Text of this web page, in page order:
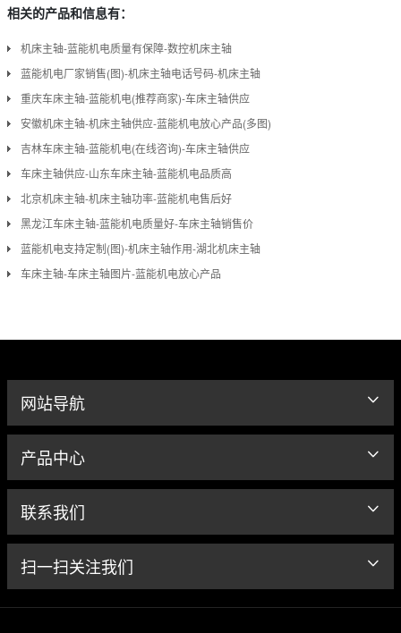
相关的产品和信息有：
机床主轴-蓝能机电质量有保障-数控机床主轴
蓝能机电厂家销售(图)-机床主轴电话号码-机床主轴
重庆车床主轴-蓝能机电(推荐商家)-车床主轴供应
安徽机床主轴-机床主轴供应-蓝能机电放心产品(多图)
吉林车床主轴-蓝能机电(在线咨询)-车床主轴供应
车床主轴供应-山东车床主轴-蓝能机电品质高
北京机床主轴-机床主轴功率-蓝能机电售后好
黑龙江车床主轴-蓝能机电质量好-车床主轴销售价
蓝能机电支持定制(图)-机床主轴作用-湖北机床主轴
车床主轴-车床主轴图片-蓝能机电放心产品
网站导航
产品中心
联系我们
扫一扫关注我们